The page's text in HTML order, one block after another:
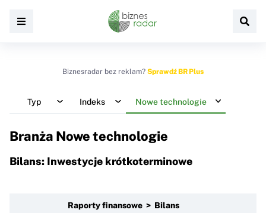
Biznesradar bez reklam? Sprawdź BR Plus
Typ Indeks Nowe technologie
Branża Nowe technologie
Bilans: Inwestycje krótkoterminowe
Raporty finansowe > Bilans